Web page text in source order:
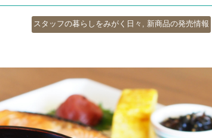
カ
テ
スタッフの暮らしをみがく日々 新商品の発売情報